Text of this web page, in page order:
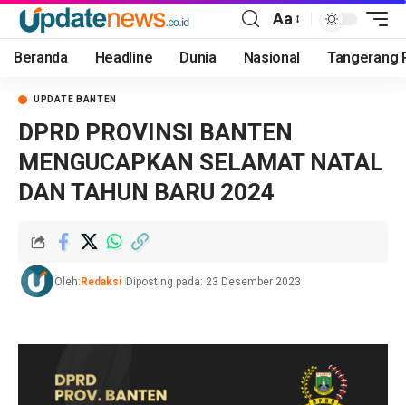
Aa
Beranda Headline Dunia Nasional Tangerang
UPDATE BANTEN
DPRD PROVINSI BANTEN
MENGUCAPKAN SELAMAT NATAL
DAN TAHUN BARU 2024
Oleh: Redaksi Diposting pada: 23 Desember 2023